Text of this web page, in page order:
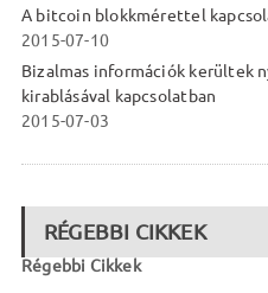
A bitcoin blokkmérettel
2015-07-10
Bizalmas információk kerültek
kirablásával kapcsolatban
2015-07-03
RÉGEBBI CIKKEK
Régebbi Cikkek